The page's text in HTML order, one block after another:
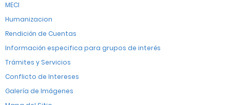
MECI
Humanizacion
Rendición de Cuentas
Información especifica para grupos de interés
Trámites y Servicios
Conflicto de Intereses
Galería de Imágenes